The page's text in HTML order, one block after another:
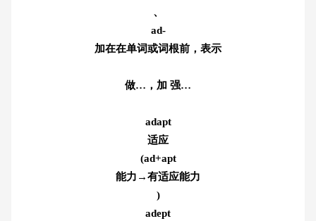
、
ad-
加在在单词或词根前，表示
做…，加 强…
adapt
适应
(ad+apt
能力→有适应能力
)
adept